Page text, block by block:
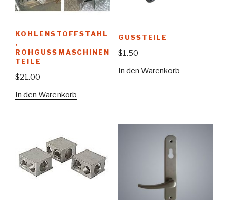
KOHLENSTOFFSTAHL
,
ROHGUSSMASCHINEN
TEILE
$21.00
In den Warenkorb
GUSSTEILE
$1.50
In den Warenkorb